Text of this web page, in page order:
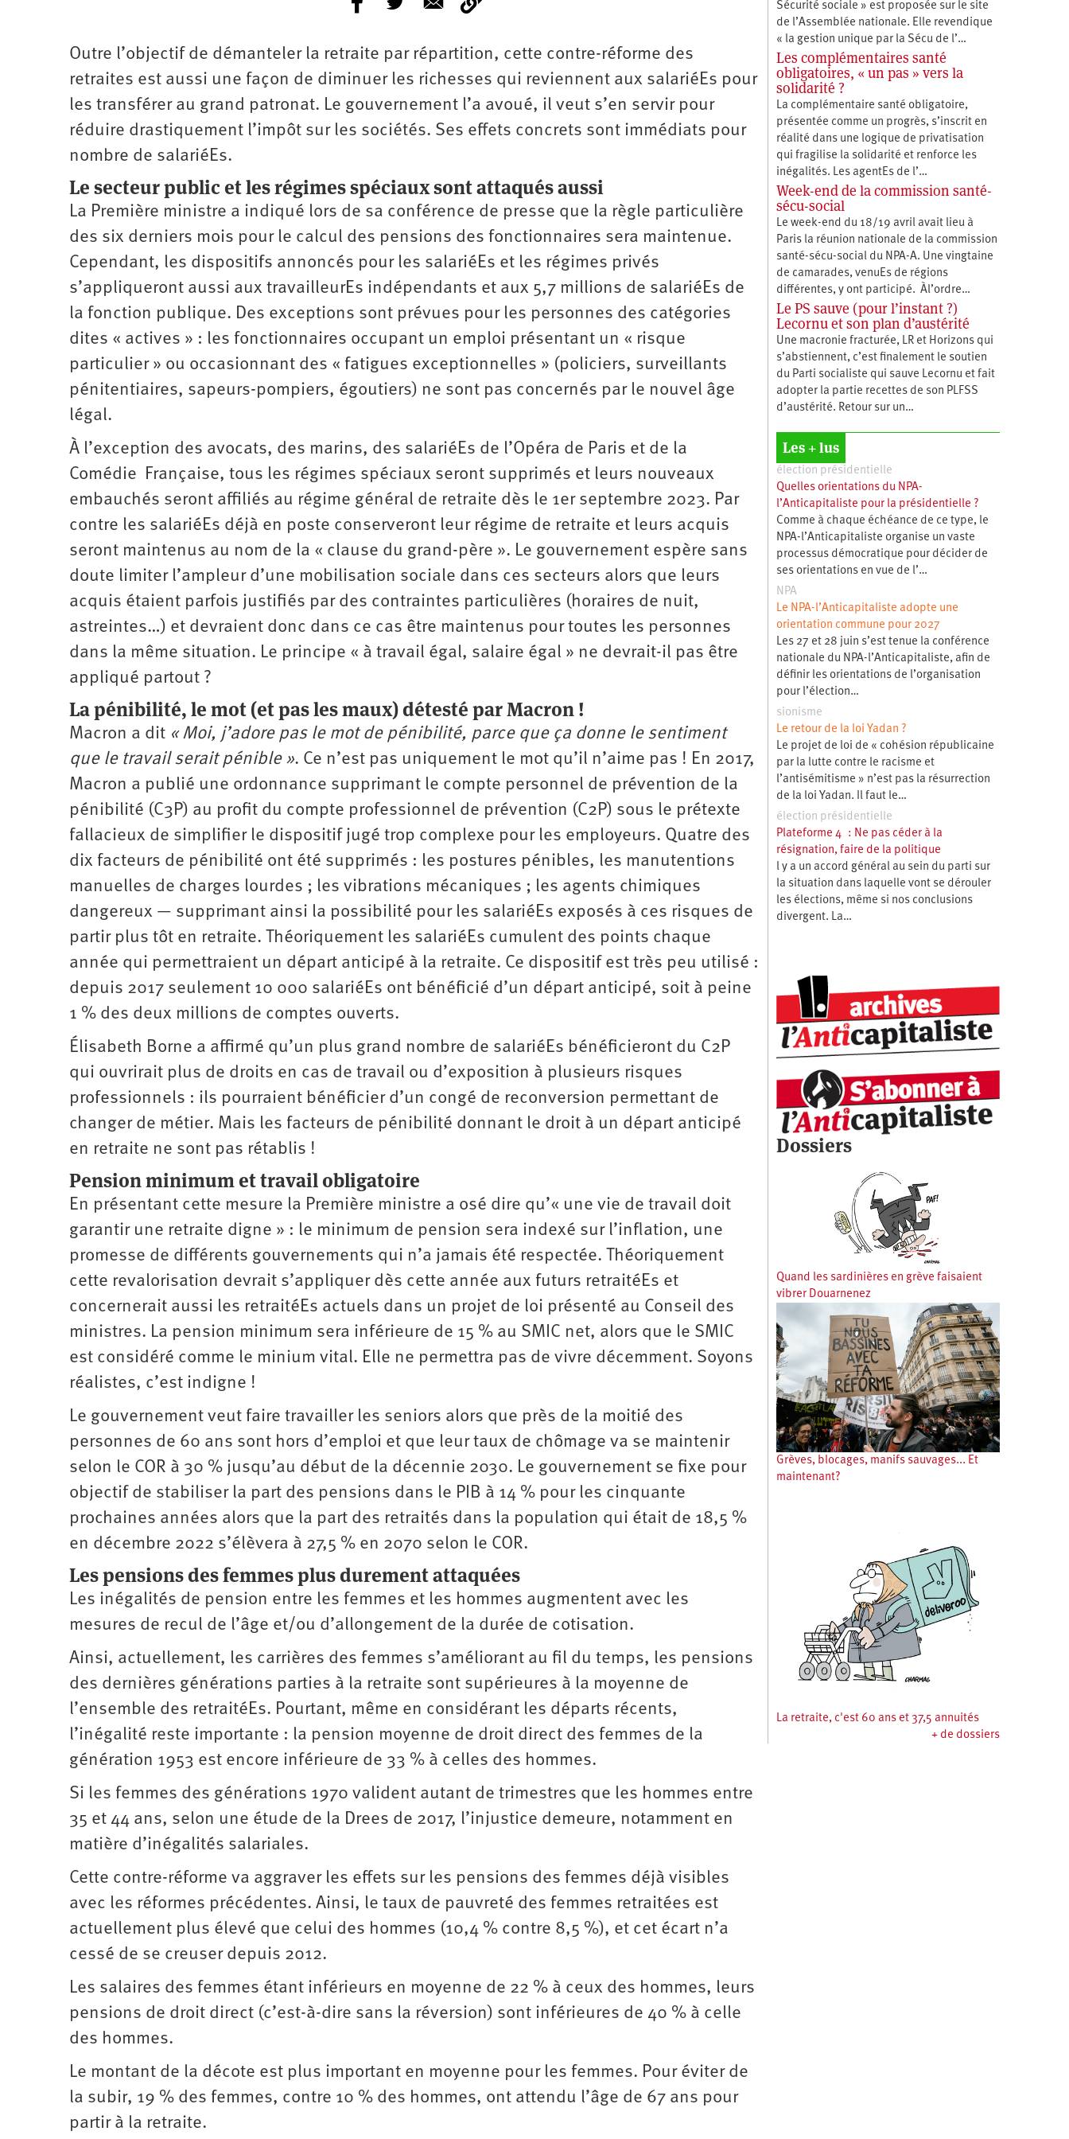
Outre l’objectif de démanteler la retraite par répartition, cette contre-réforme des
retraites est aussi une façon de diminuer les richesses qui reviennent aux salariéEs pour
les transférer au grand patronat. Le gouvernement l’a avoué, il veut s’en servir pour
réduire drastiquement l’impôt sur les sociétés. Ses effets concrets sont immédiats pour
nombre de salariéEs.
Le secteur public et les régimes spéciaux sont attaqués aussi
La Première ministre a indiqué lors de sa conférence de presse que la règle particulière
des six derniers mois pour le calcul des pensions des fonctionnaires sera maintenue.
Cependant, les dispositifs annoncés pour les salariéEs et les régimes privés
s’appliqueront aussi aux travailleurEs indépendants et aux 5,7 millions de salariéEs de
la fonction publique. Des exceptions sont prévues pour les personnes des catégories
dites « actives » : les fonctionnaires occupant un emploi présentant un « risque
particulier » ou occasionnant des « fatigues exceptionnelles » (policiers, surveillants
pénitentiaires, sapeurs-pompiers, égoutiers) ne sont pas concernés par le nouvel âge
légal.
À l’exception des avocats, des marins, des salariéEs de l’Opéra de Paris et de la
Comédie Française, tous les régimes spéciaux seront supprimés et leurs nouveaux
embauchés seront affiliés au régime général de retraite dès le 1er septembre 2023. Par
contre les salariéEs déjà en poste conserveront leur régime de retraite et leurs acquis
seront maintenus au nom de la « clause du grand-père ». Le gouvernement espère sans
doute limiter l’ampleur d’une mobilisation sociale dans ces secteurs alors que leurs
acquis étaient ­parfois justifiés par des contraintes particulières (horaires de nuit,
astreintes…) et devraient donc dans ce cas être maintenus pour toutes les personnes
dans la même situation. Le principe « à travail égal, salaire égal » ne devrait-il pas être
appliqué partout ?
La pénibilité, le mot (et pas les maux) détesté par Macron !
Macron a dit « Moi, j’adore pas le mot de pénibilité, parce que ça donne le sentiment
que le travail serait pénible ». Ce n’est pas uniquement le mot qu’il n’aime pas ! En 2017,
Macron a publié une ordonnance supprimant le compte personnel de prévention de la
pénibilité (C3P) au profit du compte professionnel de prévention (C2P) sous le prétexte
fallacieux de simplifier le dispositif jugé trop complexe pour les employeurs. Quatre des
dix facteurs de pénibilité ont été supprimés : les postures pénibles, les manutentions
manuelles de charges lourdes ; les vibrations mécaniques ; les agents chimiques
dangereux — supprimant ainsi la possibilité pour les salariéEs exposés à ces risques de
partir plus tôt en retraite. Théoriquement les salariéEs cumulent des points chaque
année qui permettraient un départ anticipé à la retraite. Ce dispositif est très peu utilisé :
depuis 2017 seulement 10 000 salariéEs ont bénéficié d’un départ anticipé, soit à peine
1 % des deux millions de comptes ouverts.
Élisabeth Borne a affirmé qu’un plus grand nombre de salariéEs bénéficieront du C2P
qui ouvrirait plus de droits en cas de travail ou d’exposition à plusieurs risques
professionnels : ils pourraient bénéficier d’un congé de reconversion permettant de
changer de métier. Mais les facteurs de pénibilité donnant le droit à un départ anticipé
en retraite ne sont pas rétablis !
Pension minimum et travail obligatoire
En présentant cette mesure la Première ministre a osé dire qu’« une vie de travail doit
garantir une retraite digne » : le minimum de pension sera indexé sur l’inflation, une
promesse de différents gouvernements qui n’a jamais été respectée. Théoriquement
cette revalorisation devrait s’appliquer dès cette année aux futurs retraitéEs et
concernerait aussi les retraitéEs actuels dans un projet de loi présenté au Conseil des
ministres. La pension minimum sera inférieure de 15 % au SMIC net, alors que le SMIC
est considéré comme le minium vital. Elle ne permettra pas de vivre décemment. Soyons
réalistes, c’est indigne !
Le gouvernement veut faire travailler les seniors alors que près de la moitié des
personnes de 60 ans sont hors d’emploi et que leur taux de chômage va se maintenir
selon le COR à 30 % jusqu’au début de la décennie 2030. Le gouvernement se fixe pour
objectif de stabiliser la part des pensions dans le PIB à 14 % pour les cinquante
prochaines années alors que la part des retraités dans la population qui était de 18,5 %
en décembre 2022 s’élèvera à 27,5 % en 2070 selon le COR.
Les pensions des femmes plus durement attaquées
Les inégalités de pension entre les femmes et les hommes augmentent avec les
mesures de recul de l’âge et/ou d’allongement de la durée de cotisation.
Ainsi, actuellement, les carrières des femmes s’améliorant au fil du temps, les pensions
des dernières générations parties à la retraite sont supérieures à la moyenne de
l’ensemble des retraitéEs. Pourtant, même en considérant les départs récents,
l’inégalité reste importante : la pension moyenne de droit direct des femmes de la
génération 1953 est encore inférieure de 33 % à celles des hommes.
Si les femmes des générations 1970 valident autant de trimestres que les hommes entre
35 et 44 ans, selon une étude de la Drees de 2017, l’injustice demeure, notamment en
matière d’inégalités salariales.
Cette contre-réforme va aggraver les effets sur les pensions des femmes déjà visibles
avec les réformes précédentes. Ainsi, le taux de pauvreté des femmes retraitées est
actuellement plus élevé que celui des hommes (10,4 % contre 8,5 %), et cet écart n’a
cessé de se creuser depuis 2012.
Les salaires des femmes étant inférieurs en moyenne de 22 % à ceux des hommes, leurs
pensions de droit direct (c’est-à-dire sans la réversion) sont inférieures de 40 % à celle
des hommes.
Le montant de la décote est plus important en moyenne pour les femmes. Pour éviter de
la subir, 19 % des femmes, contre 10 % des hommes, ont attendu l’âge de 67 ans pour
partir à la retraite.
Sécurité sociale » est proposée sur le site
de l’Assemblée nationale. Elle revendique
« la gestion unique par la Sécu de l’…
Les complémentaires santé
obligatoires, « un pas » vers la
solidarité ?
La complémentaire santé obligatoire,
présentée comme un progrès, s’inscrit en
réalité dans une logique de privatisation
qui fragilise la solidarité et renforce les
inégalités. Les agentEs de l’…
Week-end de la commission santé-
sécu-social
Le week-end du 18/19 avril avait lieu à
Paris la réunion nationale de la commission
santé-sécu-social du NPA-A. Une vingtaine
de camarades, venuEs de régions
différentes, y ont participé. Àl’ordre…
Le PS sauve (pour l’instant ?)
Lecornu et son plan d’austérité
Une macronie fracturée, LR et Horizons qui
s’abstiennent, c’est finalement le soutien
du Parti socialiste qui sauve Lecornu et fait
adopter la partie recettes de son PLFSS
d’austérité. Retour sur un…
Les + lus
élection présidentielle
Quelles orientations du NPA-
l’Anticapitaliste pour la présidentielle ?
Comme à chaque échéance de ce type, le
NPA-l’Anticapitaliste organise un vaste
processus démocratique pour décider de
ses orientations en vue de l’…
NPA
Le NPA-l’Anticapitaliste adopte une
orientation commune pour 2027
Les 27 et 28 juin s’est tenue la conférence
nationale du NPA-l’Anticapitaliste, afin de
définir les orientations de l’organisation
pour l’élection…
sionisme
Le retour de la loi Yadan ?
Le projet de loi de « cohésion républicaine
par la lutte contre le racisme et
l’antisémitisme » n’est pas la résurrection
de la loi Yadan. Il faut le…
élection présidentielle
Plateforme 4 : Ne pas céder à la
résignation, faire de la politique
l y a un accord général au sein du parti sur
la situation dans laquelle vont se dérouler
les élections, même si nos conclusions
divergent. La…
Dossiers
Quand les sardinières en grève faisaient
vibrer Douarnenez
Grèves, blocages, manifs sauvages... Et
maintenant?
La retraite, c'est 60 ans et 37,5 annuités
+ de dossiers